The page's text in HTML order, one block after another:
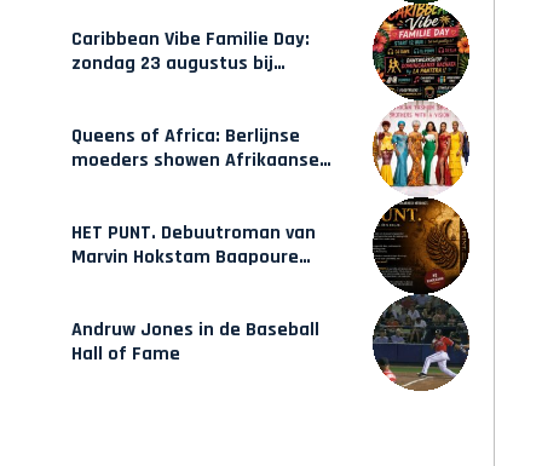
Caribbean Vibe Familie Day:
zondag 23 augustus bij
Queens of Africa: Berlijnse
moeders showen Afrikaanse
HET PUNT. Debuutroman van
Marvin Hokstam Baapoure
Andruw Jones in de Baseball
Hall of Fame